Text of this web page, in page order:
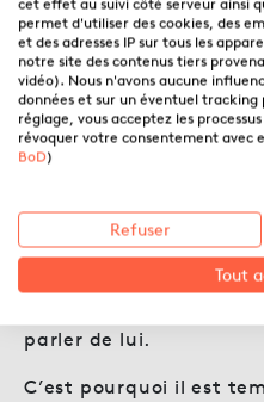
Être visible ou
Si Victor Hugo n’avait
oubliés dans une
qu’on se souviendrait
? La visibilité est
parler de lui.
C’est pourquoi il est
cet effet au suivi côté serveur ainsi
permet d'utiliser des cookies, des
et des adresses IP sur tous les
notre site des contenus tiers
vidéo). Nous n'avons aucune
données et sur un éventuel
réglage, vous acceptez les
révoquer votre consentement avec
BoD)
Refuser
Tout